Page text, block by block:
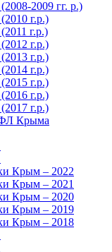
2009 гг. р.)
г.р.)
г.р.)
г.р.)
г.р.)
г.р.)
г.р.)
г.р.)
г.р.)
Крыма
Крым – 2022
Крым – 2021
Крым – 2020
Крым – 2019
Крым – 2018